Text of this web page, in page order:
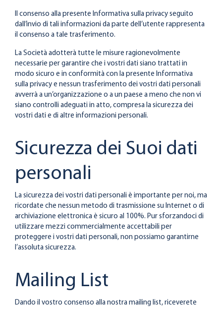
Il consenso alla presente Informativa sulla privacy seguito
dall’invio di tali informazioni da parte dell’utente rappresenta
il consenso a tale trasferimento.
La Società adotterà tutte le misure ragionevolmente
necessarie per garantire che i vostri dati siano trattati in
modo sicuro e in conformità con la presente Informativa
sulla privacy e nessun trasferimento dei vostri dati personali
avverrà a un’organizzazione o a un paese a meno che non vi
siano controlli adeguati in atto, compresa la sicurezza dei
vostri dati e di altre informazioni personali.
Sicurezza dei Suoi dati
personali
La sicurezza dei vostri dati personali è importante per noi, ma
ricordate che nessun metodo di trasmissione su Internet o di
archiviazione elettronica è sicuro al 100%. Pur sforzandoci di
utilizzare mezzi commercialmente accettabili per
proteggere i vostri dati personali, non possiamo garantirne
l’assoluta sicurezza.
Mailing List
Dando il vostro consenso alla nostra mailing list, riceverete